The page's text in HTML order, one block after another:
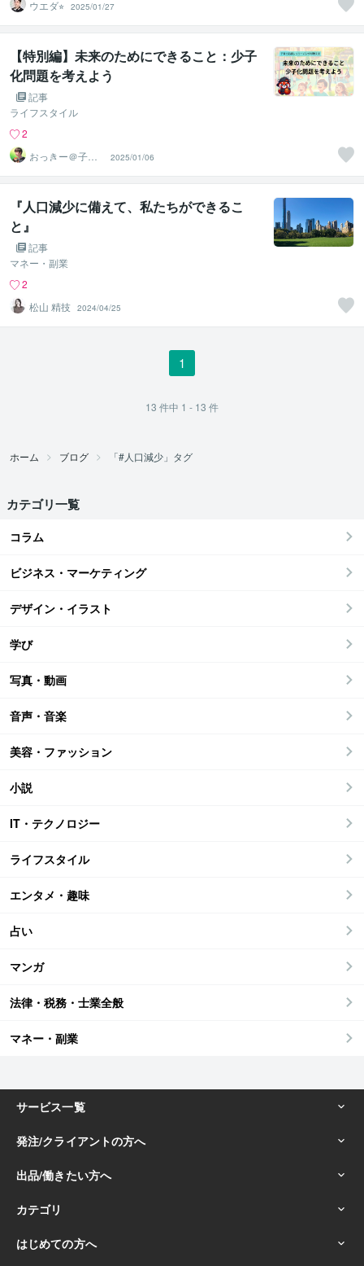
ウエダ⭐︎ 2025/01/27
【特別編】未来のためにできること：少子
化問題を考えよう
記事
ライフスタイル
2
おっきー＠子育
て応援レッサー
2025/01/06
『人口減少に備えて、私たちができるこ
と』
記事
マネー・副業
2
松山 精技 2024/04/25
1
13 件中 1 - 13 件
ホーム ブログ 「#人口減少」タグ
カテゴリ一覧
コラム
ビジネス・マーケティング
デザイン・イラスト
学び
写真・動画
音声・音楽
美容・ファッション
小説
IT・テクノロジー
ライフスタイル
エンタメ・趣味
占い
マンガ
法律・税務・士業全般
マネー・副業